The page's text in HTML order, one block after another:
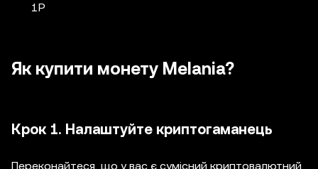
1P
Як купити монету Melania?
Крок 1. Налаштуйте криптогаманець
Переконайтеся, що у вас є сумісний криптовалютний